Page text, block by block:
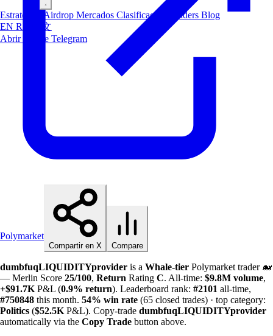
Estrategias Airdrop Mercados Clasificación Insiders Blog
EN RU
中文
Abrir Bot de Telegram
Polymarket
Compartir en X Compare
dumbfuqLIQUIDITYprovider is a Whale-tier Polymarket trader 🐋
— Merlin Score 25/100, Return Rating C. All-time: $9.8M volume,
+$91.7K P&L (0.9% return). Leaderboard rank: #2101 all-time,
#750848 this month. 54% win rate (65 closed trades) · top category:
Politics ($52.5K P&L). Copy-trade dumbfuqLIQUIDITYprovider
automatically via the Copy Trade button above.